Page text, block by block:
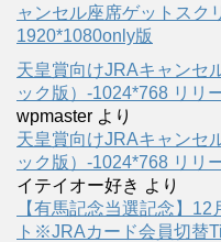
ャンセル座席ゲットスク
1920*1080only版
天皇賞向けJRAキャンセ
ック版）-1024*768 リ
wpmaster より
天皇賞向けJRAキャンセ
ック版）-1024*768 リ
イテイオー好き より
【有馬記念当選記念】
ト※JRAカード会員切替